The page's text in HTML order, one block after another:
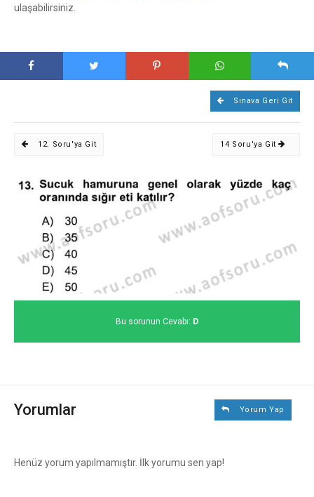
ulaşabilirsiniz.
Sınava Geri Git
12. Soru'ya Git 14 Soru'ya Git
Bu sorunun Cevabı: D
Yorumlar Yorum Yap
Henüz yorum yapılmamıştır. İlk yorumu sen yap!